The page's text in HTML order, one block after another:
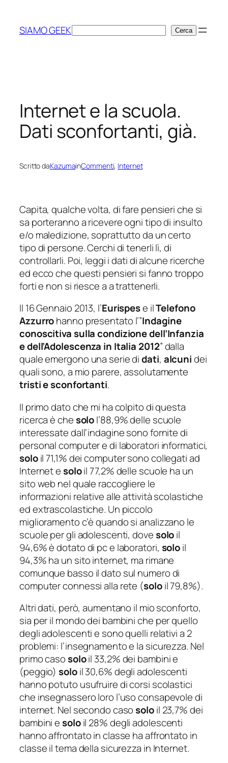
contenuto
SIAMO GEEKCerca Cerca
Internet e la scuola.
Dati sconfortanti, già.
Scritto daKazumainCommenti, Internet
Capita, qualche volta, di fare pensieri che si
sa porteranno a ricevere ogni tipo di insulto
e/o maledizione, soprattutto da un certo
tipo di persone. Cerchi di tenerli lì, di
controllarli. Poi, leggi i dati di alcune ricerche
ed ecco che questi pensieri si fanno troppo
forti e non si riesce a a trattenerli.
Il 16 Gennaio 2013, l’Eurispese ilTelefono
Azzurrohanno presentato l’”Indagine
conoscitiva sulla condizione dell’Infanzia
e dell’Adolescenza in Italia 2012” dalla
quale emergono una serie didati, alcunidei
quali sono, a mio parere, assolutamente
tristi e sconfortanti.
Il primo dato che mi ha colpito di questa
ricerca è chesolol’88,9% delle scuole
interessate dall’indagine sono fornite di
personal computer e di laboratori informatici,
soloil 71,1% dei computer sono collegati ad
Internet esoloil 77,2% delle scuole ha un
sito web nel quale raccogliere le
informazioni relative alle attività scolastiche
ed extrascolastiche. Un piccolo
miglioramento c’è quando si analizzano le
scuole per gli adolescenti, dovesoloil
94,6% è dotato di pc e laboratori, soloil
94,3% ha un sito internet, ma rimane
comunque basso il dato sul numero di
computer connessi alla rete (soloil 79,8%).
Altri dati, però, aumentano il mio sconforto,
sia per il mondo dei bambini che per quello
degli adolescenti e sono quelli relativi a 2
problemi: l’insegnamento e la sicurezza. Nel
primo casosoloil 33,2% dei bambini e
(peggio)soloil 30,6% degli adolescenti
hanno potuto usufruire di corsi scolastici
che insegnassero loro l’uso consapevole di
internet. Nel secondo casosoloil 23,7% dei
bambini esoloil 28% degli adolescenti
hanno affrontato in classe ha affrontato in
classe il tema della sicurezza in Internet.